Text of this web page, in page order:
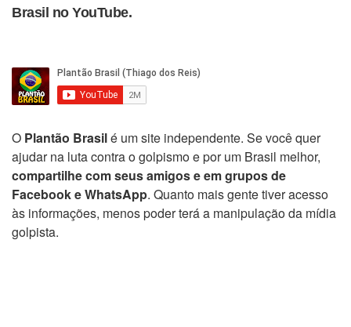
Brasil no YouTube.
O Plantão Brasilé um site independente. Se você quer
ajudar na luta contra o golpismo e por um Brasil melhor,
compartilhe com seus amigos e em grupos de
Facebook e WhatsApp. Quanto mais gente tiver acesso
às informações, menos poder terá a manipulação da mídia
golpista.